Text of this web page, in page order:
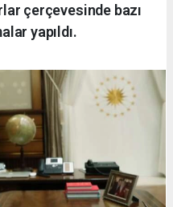
çerçevesinde bazı
yapıldı.